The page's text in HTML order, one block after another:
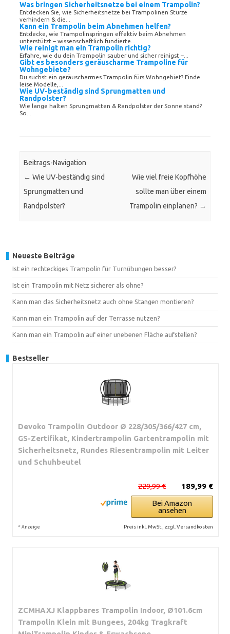
Was bringen Sicherheitsnetze bei einem Trampolin?
Entdecken Sie, wie Sicherheitsnetze bei Trampolinen Stürze
verhindern & die...
Kann ein Trampolin beim Abnehmen helfen?
Entdecke, wie Trampolinspringen effektiv beim Abnehmen
unterstützt – wissenschaftlich fundierte...
Wie reinigt man ein Trampolin richtig?
Erfahre, wie du dein Trampolin sauber und sicher reinigst –...
Gibt es besonders geräuscharme Trampoline für
Wohngebiete?
Du suchst ein geräuscharmes Trampolin fürs Wohngebiet? Finde
leise Modelle,...
Wie UV-beständig sind Sprungmatten und
Randpolster?
Wie lange halten Sprungmatten & Randpolster der Sonne stand?
So...
Beitrags-Navigation
← Wie UV-beständig sind
Sprungmatten und
Randpolster?
Wie viel freie Kopfhöhe
sollte man über einem
Trampolin einplanen? →
Neueste Beiträge
Ist ein rechteckiges Trampolin für Turnübungen besser?
Ist ein Trampolin mit Netz sicherer als ohne?
Kann man das Sicherheitsnetz auch ohne Stangen montieren?
Kann man ein Trampolin auf der Terrasse nutzen?
Kann man ein Trampolin auf einer unebenen Fläche aufstellen?
Bestseller
Devoko Trampolin Outdoor Ø 228/305/366/427 cm,
GS-Zertifikat, Kindertrampolin Gartentrampolin mit
Sicherheitsnetz, Rundes Riesentrampolin mit Leiter
und Schuhbeutel
189,99 €
229,99 €
Bei Amazon
ansehen
* Anzeige Preis inkl. MwSt., zzgl. Versandkosten
ZCMHAXJ Klappbares Trampolin Indoor, Ø101.6cm
Trampolin Klein mit Bungees, 204kg Tragkraft